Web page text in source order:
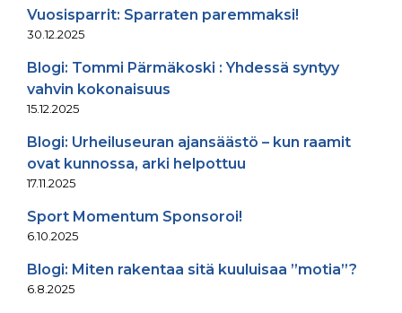
Vuosisparrit: Sparraten paremmaksi!
30.12.2025
Blogi: Tommi Pärmäkoski : Yhdessä syntyy
vahvin kokonaisuus
15.12.2025
Blogi: Urheiluseuran ajansäästö – kun raamit
ovat kunnossa, arki helpottuu
17.11.2025
Sport Momentum Sponsoroi!
6.10.2025
Blogi: Miten rakentaa sitä kuuluisaa ”motia”?
6.8.2025